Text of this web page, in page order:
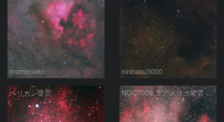
momonako ninbasu3000
ペリカン星雲 NGC7000 北アメリカ星雲 IC5067~5070 ペリカン星雲 はくちょう座